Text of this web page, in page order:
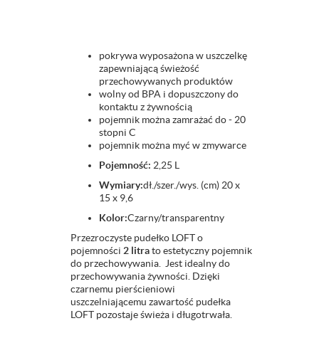
pokrywa wyposażona w uszczelkę
zapewniającą świeżość
przechowywanych produktów
wolny od BPA i dopuszczony do
kontaktu z żywnością
pojemnik można zamrażać do - 20
stopni C
pojemnik można myć w zmywarce
Pojemność: 2,25 L
Wymiary:dł./szer./wys. (cm) 20 x
15 x 9,6
Kolor:Czarny/transparentny
Przezroczyste pudełko LOFT o
pojemności 2 litrato estetyczny pojemnik
do przechowywania. Jest idealny do
przechowywania żywności. Dzięki
czarnemu pierścieniowi
uszczelniającemu zawartość pudełka
LOFT pozostaje świeża i długotrwała.